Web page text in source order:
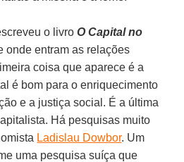
o livroO Capital no
onde entram as relações
coisa que aparece é a
é bom para o enriquecimento
e a justiça social. É a última
Há pesquisas muito
Ladislau Dowbor. Um
uma pesquisa suíça que